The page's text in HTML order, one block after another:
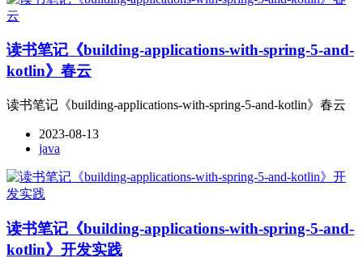
读书笔记《building-applications-with-spring-5-and-
kotlin》春云
读书笔记《building-applications-with-spring-5-and-kotlin》春云
2023-08-13
java
读书笔记《building-applications-with-spring-5-and-
kotlin》开发实践